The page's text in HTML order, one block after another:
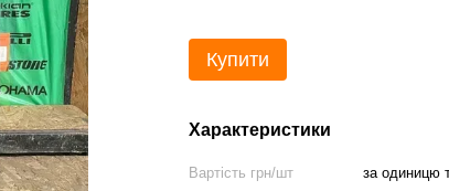
Купити
Характеристики
Вартість грн/шт
за одиницю